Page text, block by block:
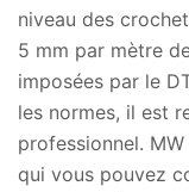
niveau des
5 mm par mètre
imposées par le
les normes, il est
professionnel.
qui vous pouvez